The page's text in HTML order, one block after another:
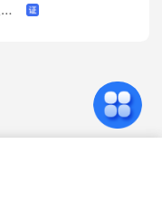
信利（仁寿）高端显示科技有限公司